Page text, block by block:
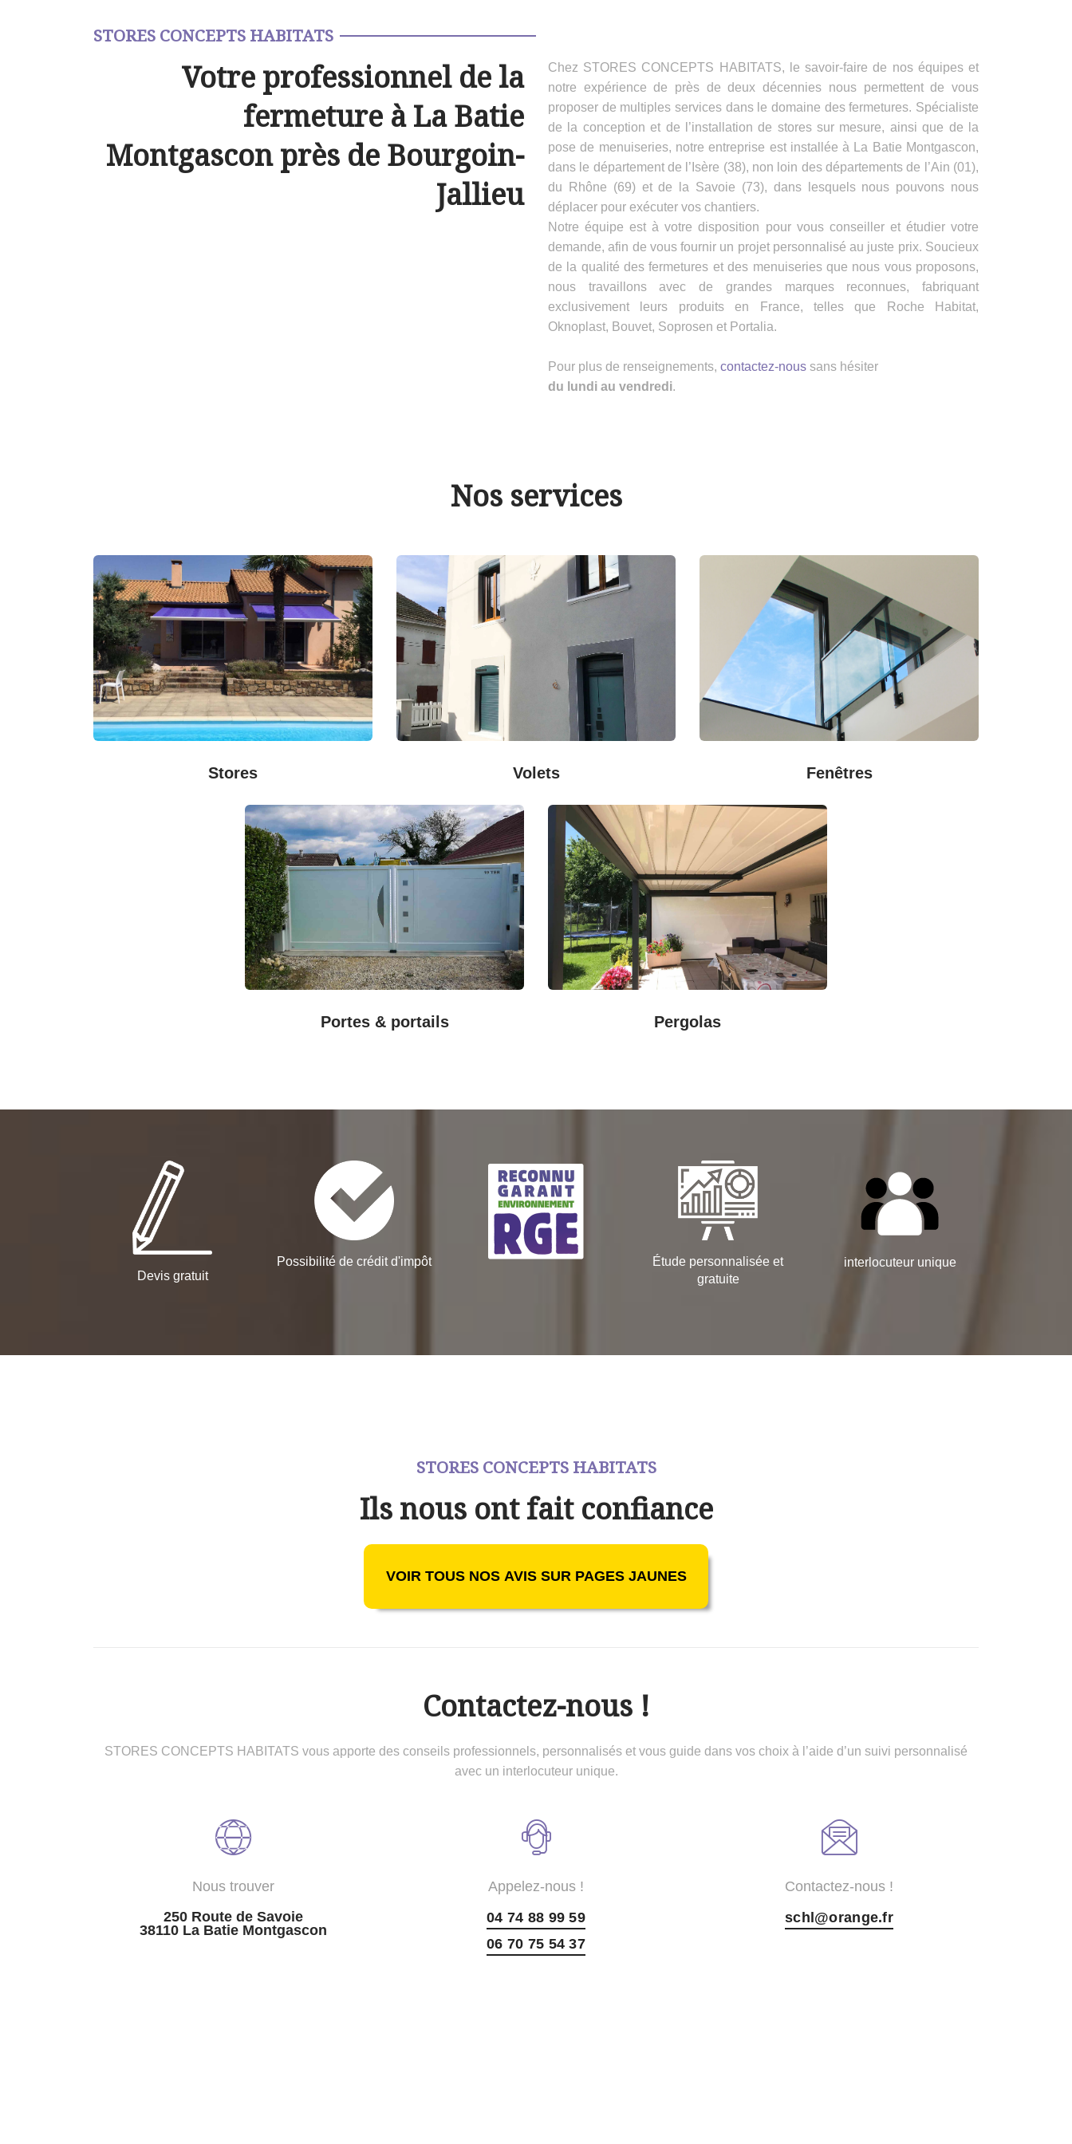
STORES CONCEPTS HABITATS
Votre professionnel de la
fermeture à La Batie
Montgascon près de Bourgoin-
Jallieu
Chez STORES CONCEPTS HABITATS, le savoir-faire de nos équipes et
notre expérience de près de deux décennies nous permettent de vous
proposer de multiples services dans le domaine des fermetures. Spécialiste
de la conception et de l’installation de stores sur mesure, ainsi que de la
pose de menuiseries, notre entreprise est installée à La Batie Montgascon,
dans le département de l’Isère (38), non loin des départements de l’Ain (01),
du Rhône (69) et de la Savoie (73), dans lesquels nous pouvons nous
déplacer pour exécuter vos chantiers.
Notre équipe est à votre disposition pour vous conseiller et étudier votre
demande, afin de vous fournir un projet personnalisé au juste prix. Soucieux
de la qualité des fermetures et des menuiseries que nous vous proposons,
nous travaillons avec de grandes marques reconnues, fabriquant
exclusivement leurs produits en France, telles que Roche Habitat,
Oknoplast, Bouvet, Soprosen et Portalia.
Pour plus de renseignements, contactez-nous sans hésiter
du lundi au vendredi.
Nos services
Stores Volets Fenêtres
Portes & portails Pergolas
Devis gratuit
Possibilité de crédit d'impôt
Étude personnalisée et
gratuite
interlocuteur unique
STORES CONCEPTS HABITATS
Ils nous ont fait confiance
VOIR TOUS NOS AVIS SUR PAGES JAUNES
Contactez-nous !
STORES CONCEPTS HABITATS vous apporte des conseils professionnels, personnalisés et vous guide dans vos choix à l’aide d’un suivi personnalisé
avec un interlocuteur unique.
Nous trouver
250 Route de Savoie
38110 La Batie Montgascon
Appelez-nous !
04 74 88 99 59
06 70 75 54 37
Contactez-nous !
schl@orange.fr